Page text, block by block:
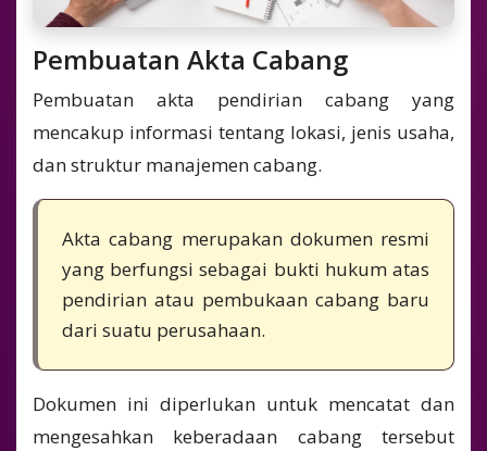
Pembuatan Akta Cabang
Pembuatan akta pendirian cabang yang
mencakup informasi tentang lokasi, jenis usaha,
dan struktur manajemen cabang.
Akta cabang merupakan dokumen resmi
yang berfungsi sebagai bukti hukum atas
pendirian atau pembukaan cabang baru
dari suatu perusahaan.
Dokumen ini diperlukan untuk mencatat dan
mengesahkan keberadaan cabang tersebut